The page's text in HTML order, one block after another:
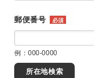
郵便番号 必須
例：000-0000
所在地検索